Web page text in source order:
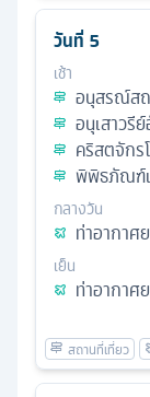
วันที่ 5
เช้า
อนุสรณ์สถ
อนุเสาวรี
คริสตจักร
พิพิธภัณฑ์
กลางวัน
ท่าอากาศ
เย็น
ท่าอากาศ